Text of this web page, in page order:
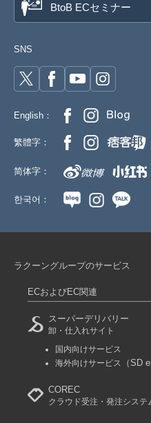
BtoB ECセミナー
SNS
English：
繁體字：
简体字：
한국어：
ラクーングループのサービス
ECおよびEC関連
スーパーデリバリー
卸・仕入れサイト
国内向けサービス
海外向けサービス
（SD
COREC
クラウド受注・発注システ